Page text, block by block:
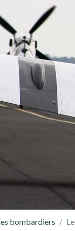
bombardiers